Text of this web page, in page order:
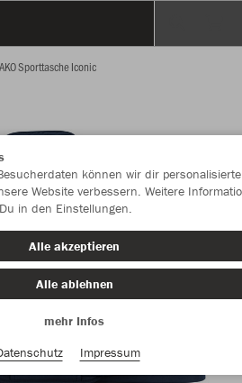
Sporttasche Iconic
können wir dir personalisierte
Website verbessern. Weitere
in den Einstellungen.
Alle akzeptieren
Alle ablehnen
mehr Infos
Impressum